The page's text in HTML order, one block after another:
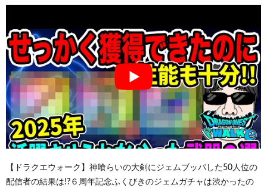
【ドラクエウォーク】神喰らいの大剣にジェムブッパした50人位の
配信者の結果は!?６周年記念ふくびきのジェムガチャは渋かったの